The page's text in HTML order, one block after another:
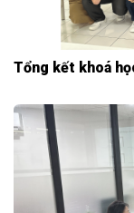
Tổng kết khoá